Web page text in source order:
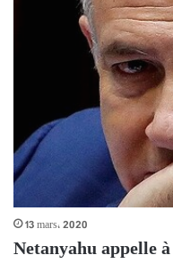
13 mars، 2020
Netanyahu appelle